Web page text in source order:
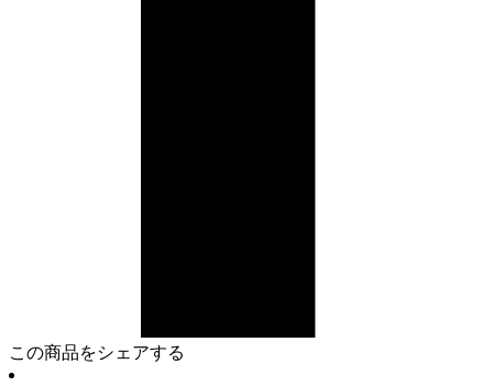
この商品をシェアする